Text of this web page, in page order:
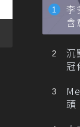
李
含
忙
沉
冠
頭